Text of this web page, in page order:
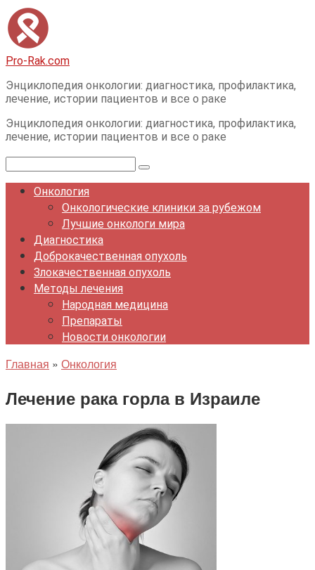
Перейти
к
контенту
Pro-Rak.com
Энциклопедия онкологии: диагностика, профилактика,
лечение, истории пациентов и все о раке
Энциклопедия онкологии: диагностика, профилактика,
лечение, истории пациентов и все о раке
Поиск:
Онкология
Онкологические клиники за рубежом
Лучшие онкологи мира
Диагностика
Доброкачественная опухоль
Злокачественная опухоль
Методы лечения
Народная медицина
Препараты
Новости онкологии
Главная » Онкология
Лечение рака горла в Израиле